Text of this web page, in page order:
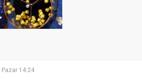
Pazar 14:24